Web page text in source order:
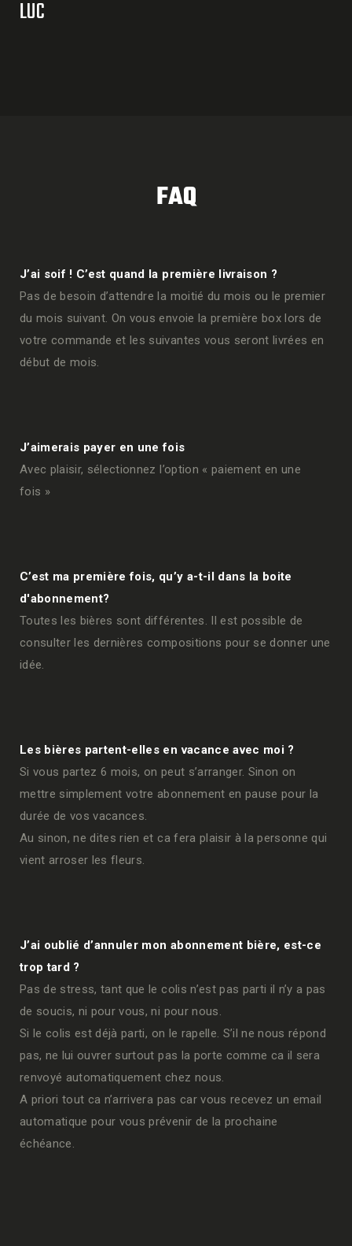
LUC
FAQ
J’ai soif ! C’est quand la première livraison ?
Pas de besoin d’attendre la moitié du mois ou le premier
du mois suivant. On vous envoie la première box lors de
votre commande et les suivantes vous seront livrées en
début de mois.
J’aimerais payer en une fois
Avec plaisir, sélectionnez l’option « paiement en une
fois »
C’est ma première fois, qu’y a-t-il dans la boite
d'abonnement?
Toutes les bières sont différentes. Il est possible de
consulter les dernières compositions pour se donner une
idée.
Les bières partent-elles en vacance avec moi ?
Si vous partez 6 mois, on peut s’arranger. Sinon on
mettre simplement votre abonnement en pause pour la
durée de vos vacances.
Au sinon, ne dites rien et ca fera plaisir à la personne qui
vient arroser les fleurs.
J’ai oublié d’annuler mon abonnement bière, est-ce
trop tard ?
Pas de stress, tant que le colis n’est pas parti il n’y a pas
de soucis, ni pour vous, ni pour nous.
Si le colis est déjà parti, on le rapelle. S’il ne nous répond
pas, ne lui ouvrer surtout pas la porte comme ca il sera
renvoyé automatiquement chez nous.
A priori tout ca n’arrivera pas car vous recevez un email
automatique pour vous prévenir de la prochaine
échéance.